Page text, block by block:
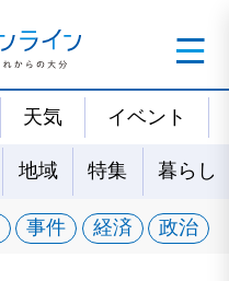
天気 イベント
地域 特集 暮らし
事件 経済 政治